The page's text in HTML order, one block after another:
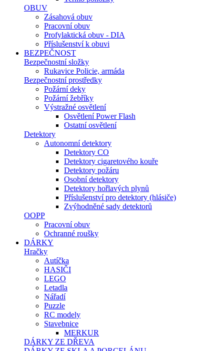
OBUV
Zásahová obuv
Pracovní obuv
Profylaktická obuv - DIA
Příslušenství k obuvi
BEZPEČNOST
Bezpečnostní složky
Rukavice Policie, armáda
Bezpečnostní prostředky
Požární deky
Požární žebříky
Výstražné osvětlení
Osvětlení Power Flash
Ostatní osvětlení
Detektory
Autonomní detektory
Detektory CO
Detektory cigaretového kouře
Detektory požáru
Osobní detektory
Detektory hořlavých plynů
Příslušenství pro detektory (hlásiče)
Zvýhodněné sady detektorů
OOPP
Pracovní obuv
Ochranné roušky
DÁRKY
Hračky
Autíčka
HASIČI
LEGO
Letadla
Nářadí
Puzzle
RC modely
Stavebnice
MERKUR
DÁRKY ZE DŘEVA